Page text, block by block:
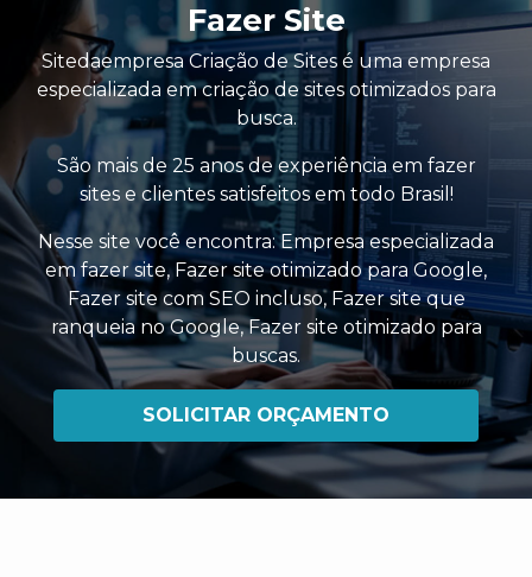
Fazer Site
Sitedaempresa Criação de Sites é uma empresa
especializada em criação de sites otimizados para
busca.
São mais de 25 anos de experiência em fazer
sites e clientes satisfeitos em todo Brasil!
Nesse site você encontra:Empresa especializada
em fazer site,Fazer site otimizado para Google,
Fazer site com SEO incluso, Fazer site que
ranqueia no Google,Fazer site otimizado para
buscas.
SOLICITAR ORÇAMENTO